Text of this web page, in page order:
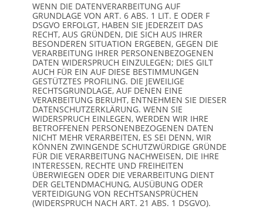
WENN DIE DATENVERARBEITUNG AUF
GRUNDLAGE VON ART. 6 ABS. 1 LIT. E ODER F
DSGVO ERFOLGT, HABEN SIE JEDERZEIT DAS
RECHT, AUS GRÜNDEN, DIE SICH AUS IHRER
BESONDEREN SITUATION ERGEBEN, GEGEN DIE
VERARBEITUNG IHRER PERSONENBEZOGENEN
DATEN WIDERSPRUCH EINZULEGEN; DIES GILT
AUCH FÜR EIN AUF DIESE BESTIMMUNGEN
GESTÜTZTES PROFILING. DIE JEWEILIGE
RECHTSGRUNDLAGE, AUF DENEN EINE
VERARBEITUNG BERUHT, ENTNEHMEN SIE DIESER
DATENSCHUTZERKLÄRUNG. WENN SIE
WIDERSPRUCH EINLEGEN, WERDEN WIR IHRE
BETROFFENEN PERSONENBEZOGENEN DATEN
NICHT MEHR VERARBEITEN, ES SEI DENN, WIR
KÖNNEN ZWINGENDE SCHUTZWÜRDIGE GRÜNDE
FÜR DIE VERARBEITUNG NACHWEISEN, DIE IHRE
INTERESSEN, RECHTE UND FREIHEITEN
ÜBERWIEGEN ODER DIE VERARBEITUNG DIENT
DER GELTENDMACHUNG, AUSÜBUNG ODER
VERTEIDIGUNG VON RECHTSANSPRÜCHEN
(WIDERSPRUCH NACH ART. 21 ABS. 1 DSGVO).